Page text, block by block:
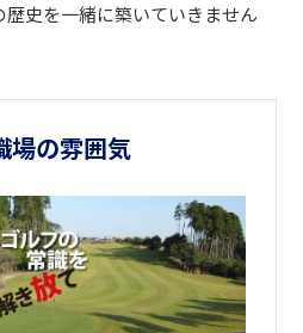
歴史を一緒に築いていきません
場の雰囲気